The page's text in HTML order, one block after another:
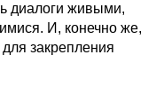
диалоги живыми,
И, конечно же,
закрепления